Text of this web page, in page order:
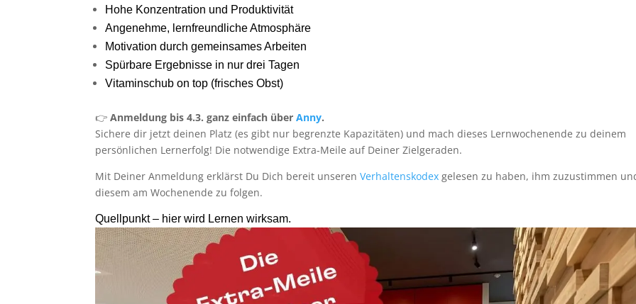
Hohe Konzentration und Produktivität
Angenehme, lernfreundliche Atmosphäre
Motivation durch gemeinsames Arbeiten
Spürbare Ergebnisse in nur drei Tagen
Vitaminschub on top (frisches Obst)
👉Anmeldung bis 4.3. ganz einfach überAnny.
Sichere dir jetzt deinen Platz (es gibt nur begrenzte Kapazitäten) und mach dieses Lernwochenende zu deinem
persönlichen Lernerfolg! Die notwendige Extra-Meile auf Deiner Zielgeraden.
Mit Deiner Anmeldung erklärst Du Dich bereit unserenVerhaltenskodex gelesen zu haben, ihm zuzustimmen
diesem am Wochenende zu folgen.
Quellpunkt – hier wird Lernen wirksam.